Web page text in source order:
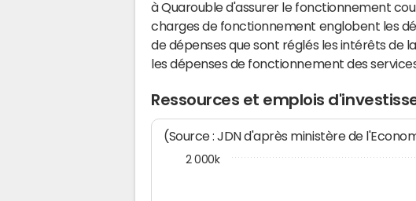
à Quarouble d'assurer le fonctionnement
charges de fonctionnement englobent les
de dépenses que sont réglés les intérêts de
les dépenses de fonctionnement des
Ressources et emplois
(Source : JDN d'après ministère de
2 000k